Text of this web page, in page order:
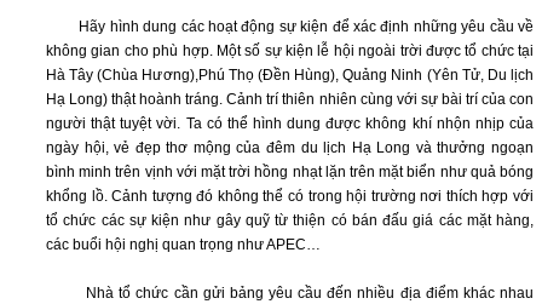
CHỨC
SỰ
KIỆN
NGOÀI
TRỜI
TỔ
CHỨC
KIỆN
HỢP
Hãy hình dung các hoạt động sự kiện để xác định những yêu cầu về
không gian cho phù hợp. Một số sự kiện lễ hội ngoài trời được tổ chức tại
Hà Tây (Chùa Hương),Phú Thọ (Đền Hùng), Quảng Ninh (Yên Tử, Du lịch
Hạ Long) thật hoành tráng. Cảnh trí thiên nhiên cùng với sự bài trí của con
người thật tuyệt vời. Ta có thể hình dung được không khí nhộn nhịp của
ngày hội, vẻ đẹp thơ mộng của đêm du lịch Hạ Long và thưởng ngoạn
bình minh trên vịnh với mặt trời hồng nhạt lặn trên mặt biển như quả bóng
khổng lồ. Cảnh tượng đó không thể có trong hội trường nơi thích hợp với
tổ chức các sự kiện như gây quỹ từ thiện có bán đấu giá các mặt hàng,
các buổi hội nghị quan trọng như APEC…
Nhà tổ chức cần gửi bảng yêu cầu đến nhiều địa điểm khác nhau